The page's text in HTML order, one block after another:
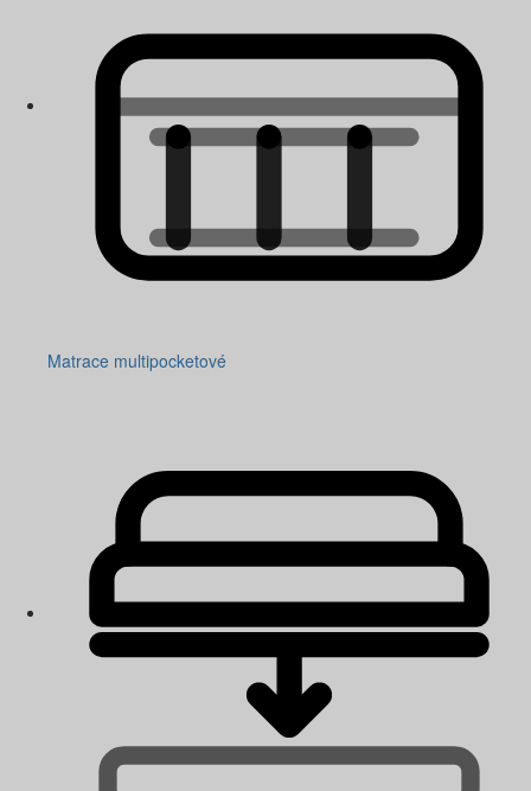
Matrace multipocketové